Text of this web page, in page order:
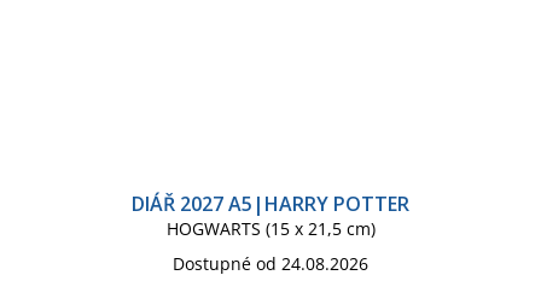
DIÁŘ 2027 A5|HARRY POTTER
HOGWARTS (15 x 21,5 cm)
Dostupné od 24.08.2026